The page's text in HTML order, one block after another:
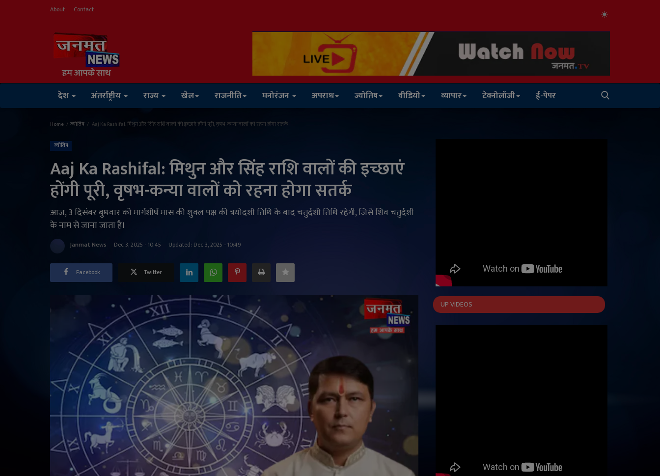
About Contact
देश अंतर्राष्ट्रीय राज्य खेल राजनीति मनोरंजन अपराध ज्योतिष वीडियो व्यापार टेक्नोलॉजी ई-पेपर
Home ज्योतिष Aaj Ka Rashifal: मिथुन और सिंह राशि वालों की इच्छाएं होंगी पूरी, वृषभ-कन्या वालों को रहना होगा सतर्क
ज्योतिष
Aaj Ka Rashifal: मिथुन और सिंह राशि वालों की इच्छाएं
होंगी पूरी, वृषभ-कन्या वालों को रहना होगा सतर्क
आज, 3 दिसंबर बुधवार को मार्गशीर्ष मास की शुक्ल पक्ष की त्रयोदशी तिथि के बाद चतुर्दशी तिथि रहेगी, जिसे शिव चतुर्दशी
के नाम से जाना जाता है।
Janmat News Dec 3, 2025 - 10:45 Updated: Dec 3, 2025 - 10:49
Facebook Twitter
UP VIDEOS